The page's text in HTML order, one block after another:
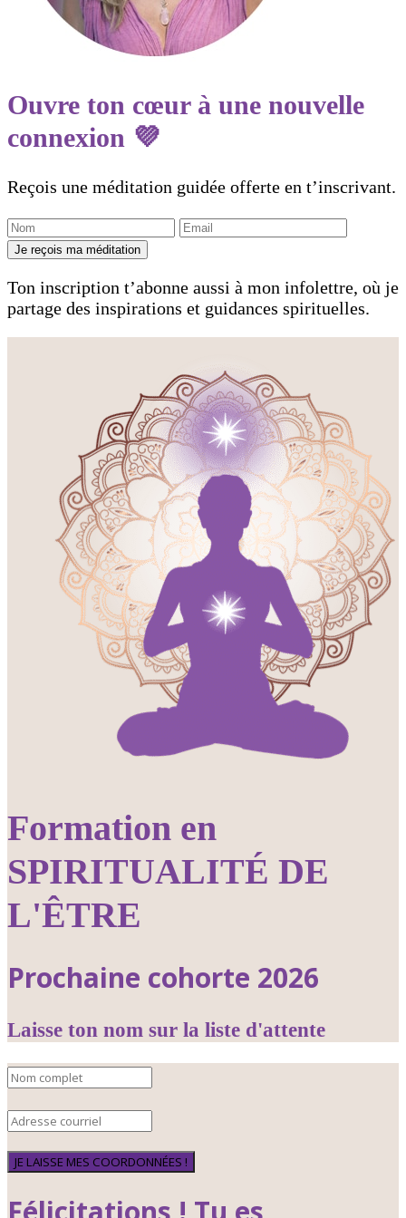
Ouvre ton cœur à une nouvelle
connexion 💜
Reçois une méditation guidée offerte en t’inscrivant.
Je reçois ma méditation
Ton inscription t’abonne aussi à mon infolettre, où je
partage des inspirations et guidances spirituelles.
Formation en
SPIRITUALITÉ DE
L'ÊTRE
Prochaine cohorte 2026
Laisse ton nom sur la liste d'attente
JE LAISSE MES COORDONNÉES !